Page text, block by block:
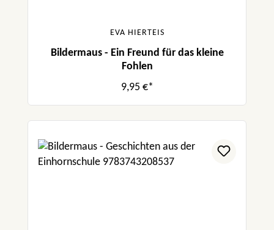
EVA HIERTEIS
Bildermaus - Ein Freund für das kleine
Fohlen
9,95 €*